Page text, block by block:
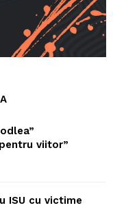
viitor”
ISU cu victime